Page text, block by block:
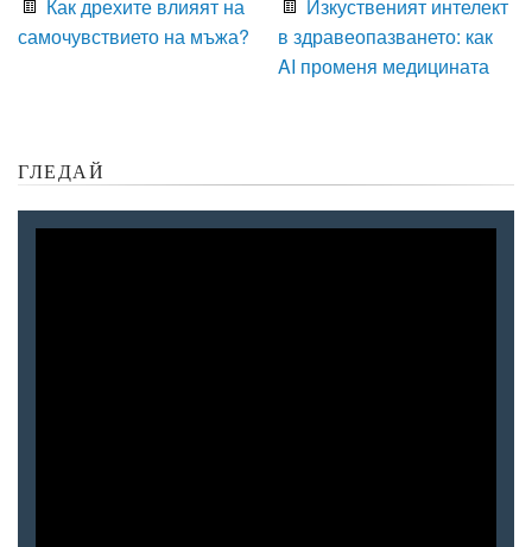
Как дрехите влияят на
самочувствието на мъжа?
Изкуственият интелект
в здравеопазването: как
AI променя медицината
ГЛЕДАЙ